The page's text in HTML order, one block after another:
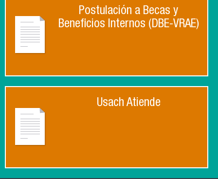
Postulación a Becas y
Beneficios Internos (DBE-VRAE)
Usach Atiende